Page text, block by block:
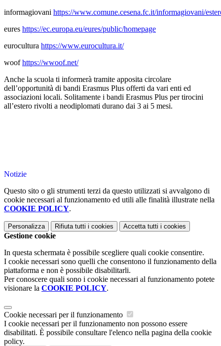
informagiovani https://www.comune.cesena.fc.it/informagiovani/
eures https://ec.europa.eu/eures/public/homepage
eurocultura https://www.eurocultura.it/
woof https://wwoof.net/
Anche la scuola ti informerà tramite apposita circolare
dell’opportunità di bandi Erasmus Plus offerti da vari enti ed
associazioni locali. Solitamente i bandi Erasmus Plus per tirocini
all’estero rivolti a neodiplomati durano dai 3 ai 5 mesi.
Notizie
Questo sito o gli strumenti terzi da questo utilizzati si avvalgono di
cookie necessari al funzionamento ed utili alle finalità illustrate nella
COOKIE POLICY.
Personalizza Rifiuta tutti i cookies Accetta tutti i cookies
Gestione cookie
In questa schermata è possibile scegliere quali cookie consentire.
I cookie necessari sono quelli che consentono il funzionamento della
piattaforma e non è possibile disabilitarli.
Per conoscere quali sono i cookie necessari al funzionamento potete
visionare la COOKIE POLICY.
Cookie necessari per il funzionamento
I cookie necessari per il funzionamento non possono essere
disabilitati. È possibile consultare l'elenco nella pagina della cookie
policy.